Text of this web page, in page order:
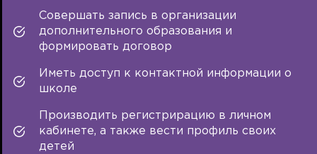
Совершать запись в организации
дополнительного образования и
формировать договор
Иметь доступ к контактной информации о
школе
Производить регистрирацию в личном
кабинете, а также вести профиль своих
детей